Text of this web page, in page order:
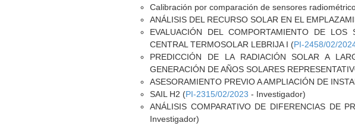
Calibración por comparación de sensores
ANÁLISIS DEL RECURSO SOLAR EN EL
EVALUACIÓN DEL COMPORTAMIENTO DE
CENTRAL TERMOSOLAR LEBRIJA I (PI-2458/02/
PREDICCIÓN DE LA RADIACIÓN SOLAR A
GENERACIÓN DE AÑOS SOLARES
ASESORAMIENTO PREVIO A AMPLIACIÓN DE
SAIL H2 (PI-2315/02/2023 - Investigador)
ANÁLISIS COMPARATIVO DE DIFERENCIAS DE
Investigador)